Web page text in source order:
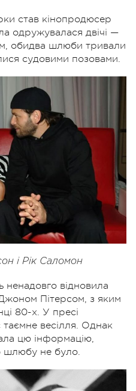
став кінопродюсер
одружувалася двічі —
обидва шлюби тривали
судовими позовами.
і Рік Саломон
ненадовго відновила
Пітерсом, з яким
80-х. У пресі
весілля. Однак
цю інформацію,
шлюбу не було.